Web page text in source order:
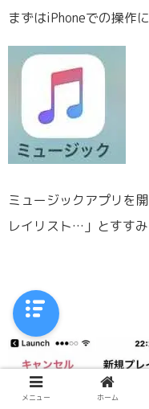
まずはiPhoneでの操作
ミュージックアプリを
レイリスト…」とすすみ
メニュー ホーム